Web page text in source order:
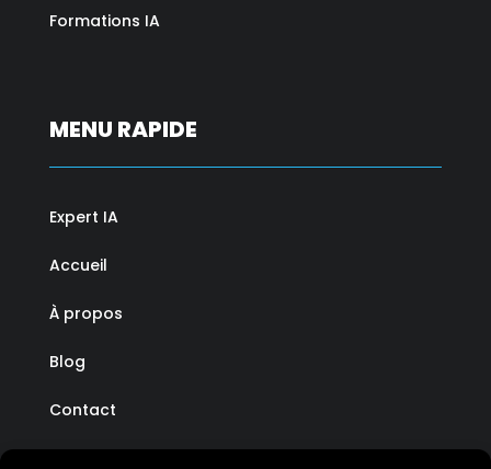
Formations IA
MENU RAPIDE
Expert IA
Accueil
À propos
Blog
Contact